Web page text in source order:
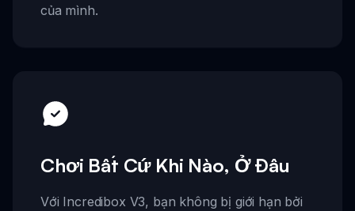
của mình.
Chơi Bất Cứ Khi Nào, Ở Đâu
Với Incredibox V3, bạn không bị giới hạn bởi